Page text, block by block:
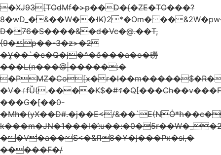
�XJ93[TOdMf�>p��D�{�ZE�TΟ���?
D�76�S����&�d�Vc�@.��T,
{9�p��-3�z>�2
�Ɣ��`�c�Q�j�^�ő���a�o�磱
���L(n���@|�����:�
�V�ٵfȔ(.����K$�#ꛋ�Q[���Ch��v���F�gC#�!
���G�[��0-
�Mh�(yX��D#.�j��E</
��V�a��S<�&Я8�Y�j���Px�si,�
�����F�/